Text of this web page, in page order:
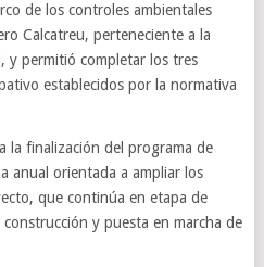
de los controles ambientales
Calcatreu, perteneciente a la
y permitió completar los tres
establecidos por la normativa
la finalización del programa de
anual orientada a ampliar los
que continúa en etapa de
y puesta en marcha de